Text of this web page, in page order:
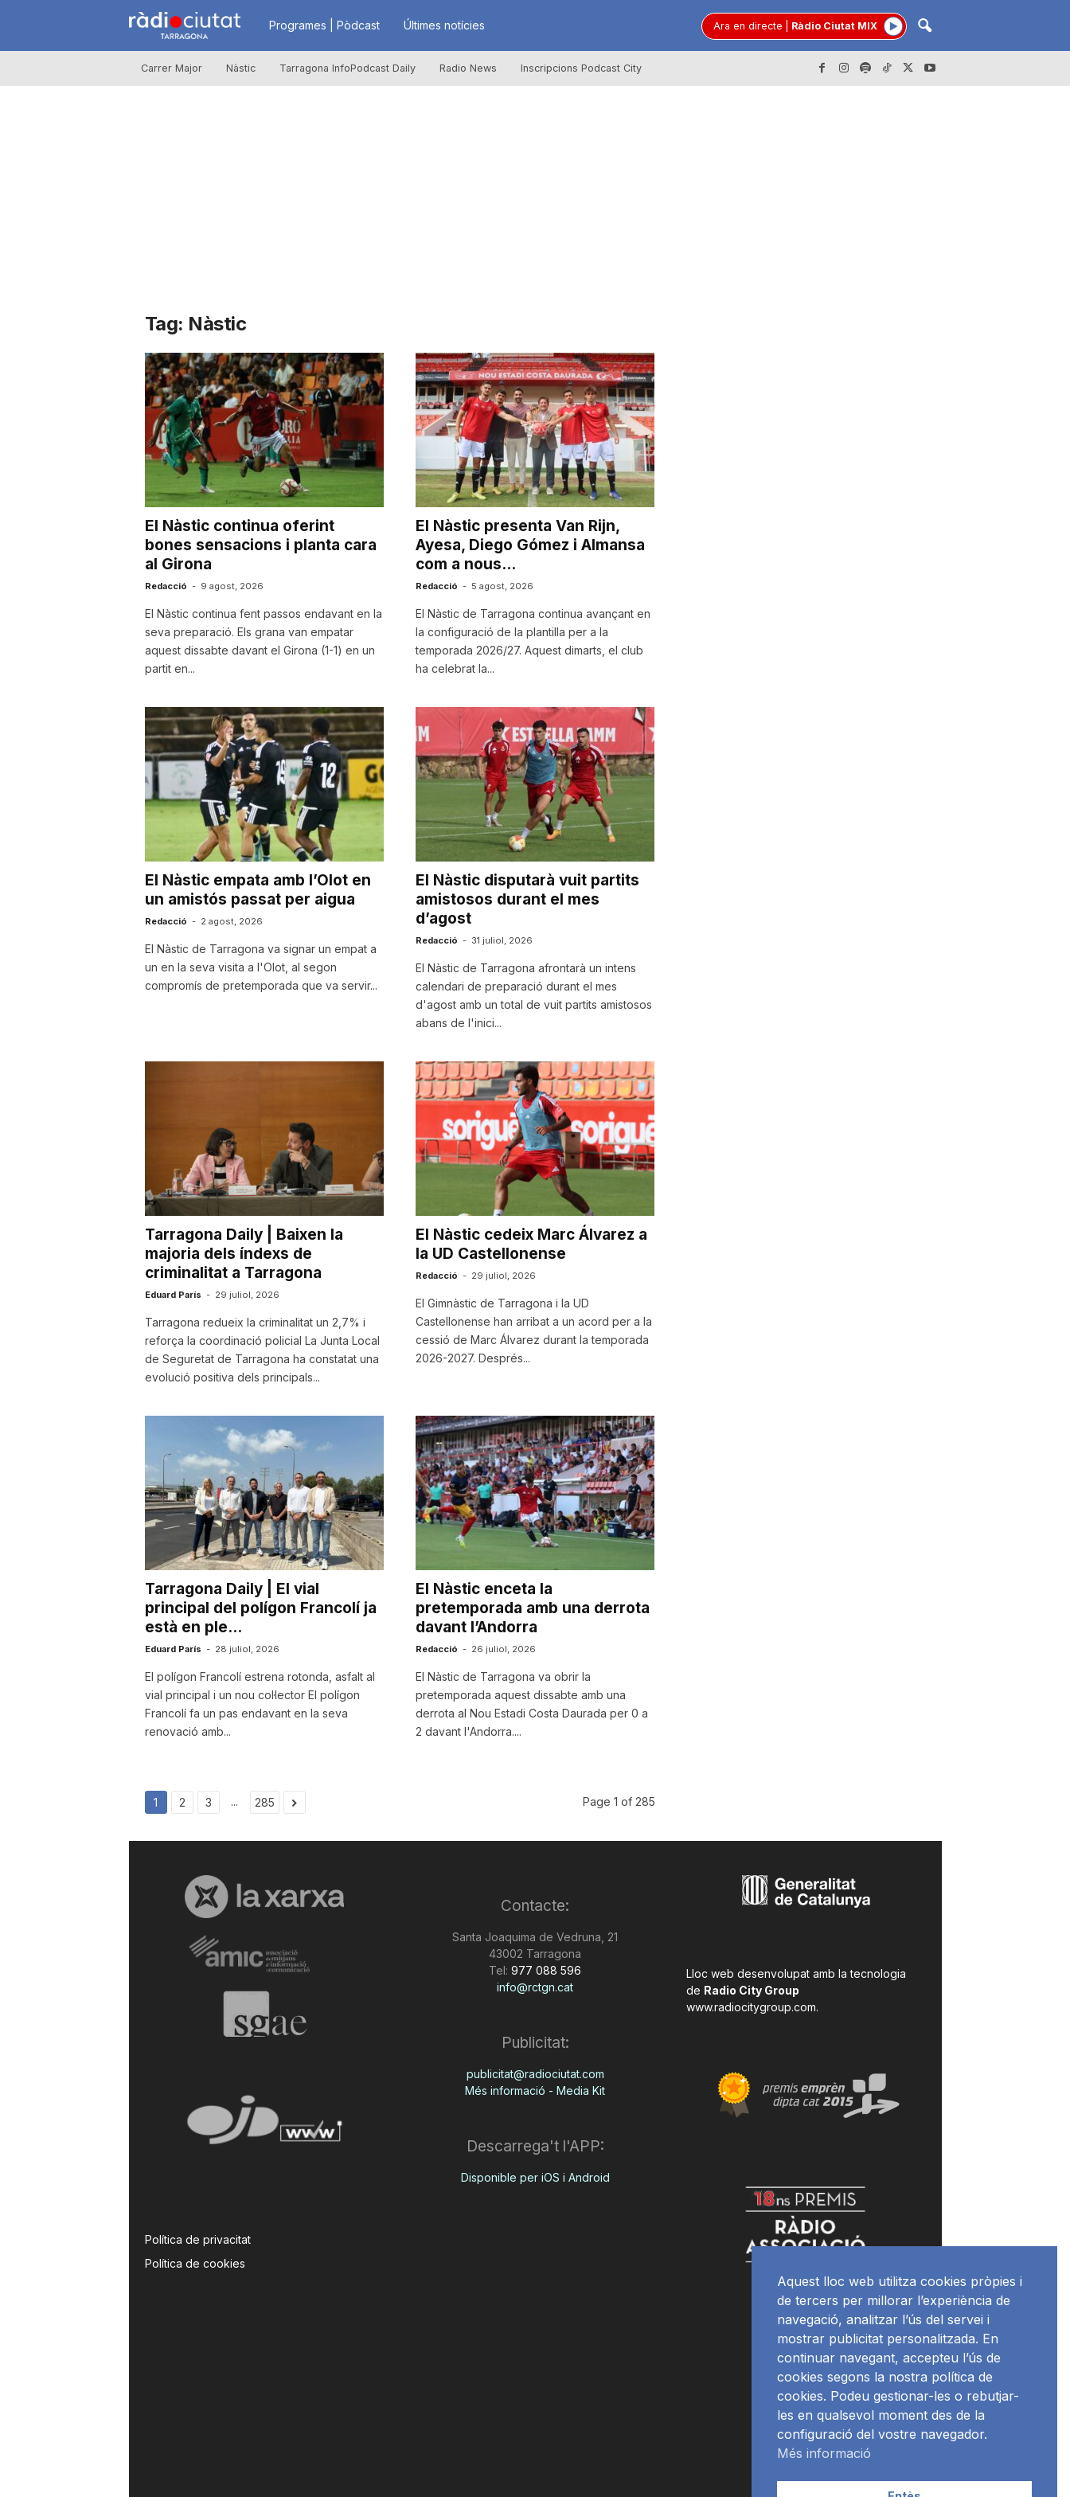
R
à
i
u
t
d
e
a
r
r
a
o
Programes | Pòdcast Últimes notícies Ara en directe Ràdio Ciutat MIX
Carrer Major Nàstic Tarragona InfoPodcast Daily Radio News Inscripcions Podcast City
Tag: Nàstic
El Nàstic continua oferint
bones sensacions i planta cara
al Girona
Redacció - 9 agost, 2026
El Nàstic continua fent passos endavant en la
seva preparació. Els grana van empatar
aquest dissabte davant el Girona (1-1) en un
partit en...
El Nàstic presenta Van Rijn,
Ayesa, Diego Gómez i Almansa
com a nous...
Redacció - 5 agost, 2026
El Nàstic de Tarragona continua avançant en
la configuració de la plantilla per a la
temporada 2026/27. Aquest dimarts, el club
ha celebrat la...
El Nàstic empata amb l’Olot en
un amistós passat per aigua
Redacció - 2 agost, 2026
El Nàstic de Tarragona va signar un empat a
un en la seva visita a l'Olot, al segon
compromís de pretemporada que va servir...
El Nàstic disputarà vuit partits
amistosos durant el mes
d’agost
Redacció - 31 juliol, 2026
El Nàstic de Tarragona afrontarà un intens
calendari de preparació durant el mes
d'agost amb un total de vuit partits amistosos
abans de l'inici...
Tarragona Daily | Baixen la
majoria dels índexs de
criminalitat a Tarragona
Eduard París - 29 juliol, 2026
Tarragona redueix la criminalitat un 2,7% i
reforça la coordinació policial La Junta Local
de Seguretat de Tarragona ha constatat una
evolució positiva dels principals...
El Nàstic cedeix Marc Álvarez a
la UD Castellonense
Redacció - 29 juliol, 2026
El Gimnàstic de Tarragona i la UD
Castellonense han arribat a un acord per a la
cessió de Marc Álvarez durant la temporada
2026-2027. Després...
Tarragona Daily | El vial
principal del polígon Francolí ja
està en ple...
Eduard París - 28 juliol, 2026
El polígon Francolí estrena rotonda, asfalt al
vial principal i un nou col·lector El polígon
Francolí fa un pas endavant en la seva
renovació amb...
El Nàstic enceta la
pretemporada amb una derrota
davant l’Andorra
Redacció - 26 juliol, 2026
El Nàstic de Tarragona va obrir la
pretemporada aquest dissabte amb una
derrota al Nou Estadi Costa Daurada per 0 a
2 davant l'Andorra....
1 2 3 ... 285 Page 1 of 285
Política de privacitat
Política de cookies
Contacte:
Santa Joaquima de Vedruna, 21
43002 Tarragona
Tel: 977 088 596
info@rctgn.cat
Publicitat:
publicitat@radiociutat.com
Més informació - Media Kit
Descarrega't l'APP:
Disponible per iOS i Android
Lloc web desenvolupat amb la tecnologia
de Radio City Group
www.radiocitygroup.com.
Aquest lloc web utilitza cookies pròpies i
de tercers per millorar l’experiència de
navegació, analitzar l’ús del servei i
mostrar publicitat personalitzada. En
continuar navegant, accepteu l’ús de
cookies segons la nostra política de
cookies. Podeu gestionar-les o rebutjar-
les en qualsevol moment des de la
configuració del vostre navegador.
Més informació